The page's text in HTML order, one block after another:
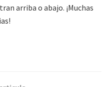
arriba o abajo. ¡Muchas